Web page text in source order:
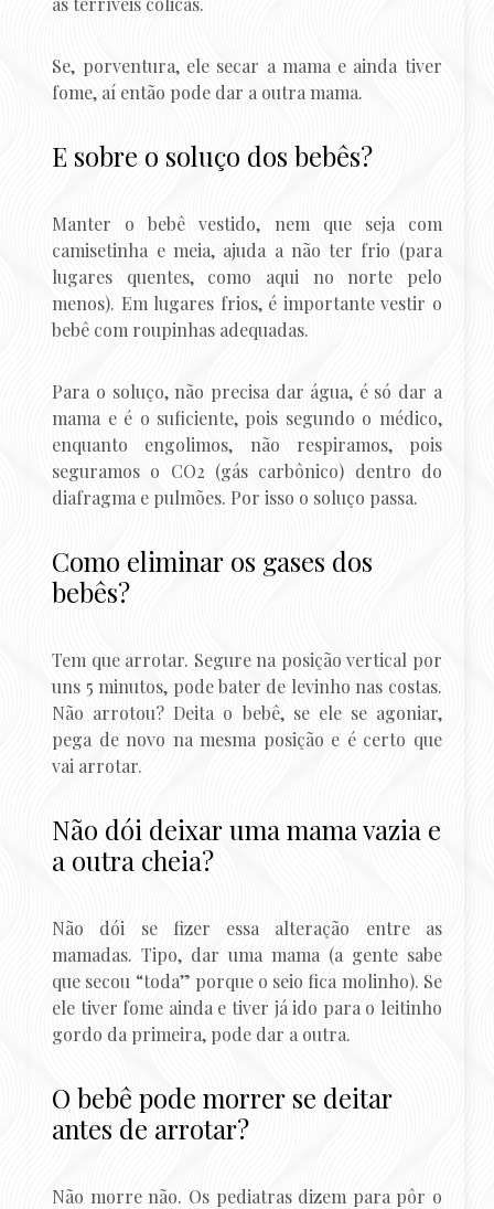
Se, porventura, ele secar a mama e ainda tiver
fome, aí então pode dar a outra mama.
E sobre o soluço dos bebês?
Manter o bebê vestido, nem que seja com
camisetinha e meia, ajuda a não ter frio (para
lugares quentes, como aqui no norte pelo
menos). Em lugares frios, é importante vestir o
bebê com roupinhas adequadas.
Para o soluço, não precisa dar água, é só dar a
mama e é o suficiente, pois segundo o médico,
enquanto engolimos, não respiramos, pois
seguramos o CO2 (gás carbônico) dentro do
diafragma e pulmões. Por isso o soluço passa.
Como eliminar os gases dos
bebês?
Tem que arrotar. Segure na posição vertical por
uns 5 minutos, pode bater de levinho nas costas.
Não arrotou? Deita o bebê, se ele se agoniar,
pega de novo na mesma posição e é certo que
vai arrotar.
Não dói deixar uma mama vazia e
a outra cheia?
Não dói se fizer essa alteração entre as
mamadas. Tipo, dar uma mama (a gente sabe
que secou “toda” porque o seio fica molinho). Se
ele tiver fome ainda e tiver já ido para o leitinho
gordo da primeira, pode dar a outra.
O bebê pode morrer se deitar
antes de arrotar?
Não morre não. Os pediatras dizem para pôr o